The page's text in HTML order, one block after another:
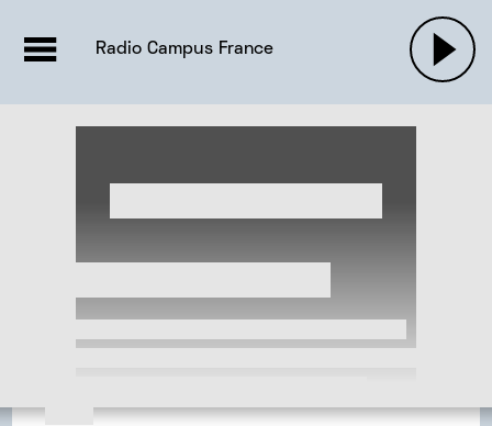
ACTUALITÉS
EMISSIONS |
PODCASTS
Radio Campus France